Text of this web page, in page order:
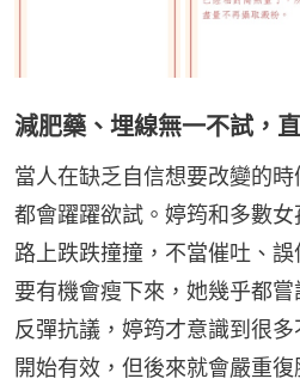
減肥藥、埋線無一不試，
當人在缺乏自信想要改變的
都會躍躍欲試。婷筠和多數
路上跌跌撞撞，不當催吐、
要有機會瘦下來，她幾乎都
反彈抗議，婷筠才意識到很
開始有效，但後來就會嚴重